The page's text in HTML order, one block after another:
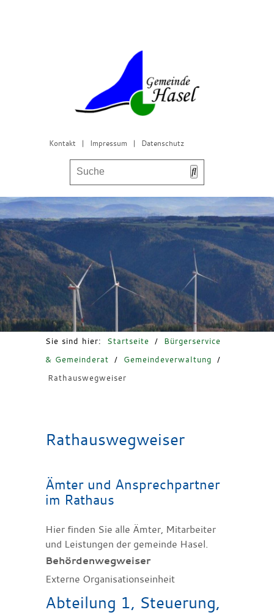
Kontakt | Impressum | Datenschutz
Bürgerservice & Gemeinderat
Leben in Hasel
Freizeit & Tourismus
Sie sind hier: Startseite /
Bürgerservice
& Gemeinderat
/ Gemeindeverwaltung
/
Rathauswegweiser
Rathauswegweiser
Ämter und Ansprechpartner
im Rathaus
Hier finden Sie alle Ämter, Mitarbeiter
und Leistungen der gemeinde Hasel.
Behördenwegweiser
Externe Organisationseinheit
Abteilung 1, Steuerung,